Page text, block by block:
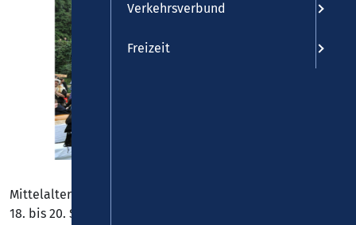
Mittelalterliches Spektakel im Sinziger Schlosspark vom
18. bis 20. September 2026
Verkehrsverbund
Freizeit